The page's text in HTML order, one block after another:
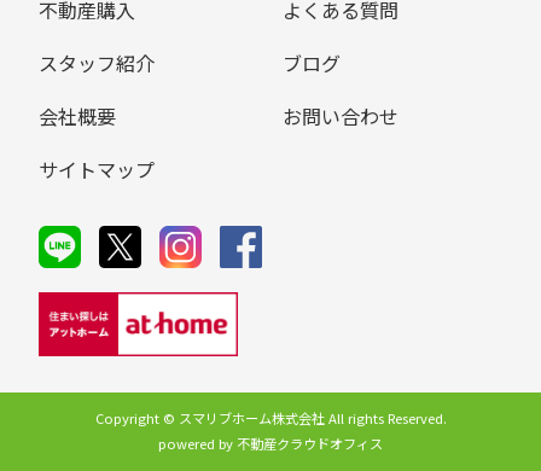
不動産購入
よくある質問
スタッフ紹介
ブログ
会社概要
お問い合わせ
サイトマップ
Copyright © スマリブホーム株式会社 All rights Reserved.
powered by 不動産クラウドオフィス